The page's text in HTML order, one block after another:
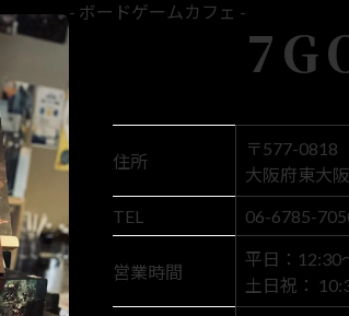
- ボードゲームカフェ -
住所
〒577-0818
大阪府東大
TEL
06-6785-
営業時間
平日：12:30
土日祝：